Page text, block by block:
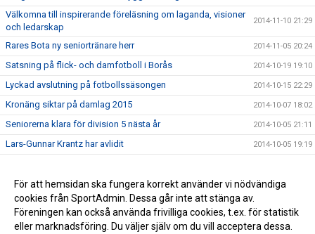
Välkomna till inspirerande föreläsning om laganda, visioner
och ledarskap
2014-11-10 21:29
Rares Bota ny seniortränare herr 2014-11-05 20:24
Satsning på flick- och damfotboll i Borås 2014-10-19 19:10
Lyckad avslutning på fotbollssäsongen 2014-10-15 22:29
Kronäng siktar på damlag 2015 2014-10-07 18:02
Seniorerna klara för division 5 nästa år 2014-10-05 21:11
Lars-Gunnar Krantz har avlidit 2014-10-05 19:19
Sammandrag för F8 och P8 1 juni 2014-05-20 09:55
Kronängs IF P:02 vs IF Elfsborg Svart 140518 2014-05-19 09:56
För att hemsidan ska fungera korrekt använder vi nödvändiga
cookies från SportAdmin. Dessa går inte att stänga av.
Föreningen kan också använda frivilliga cookies, t.ex. för statistik
eller marknadsföring. Du väljer själv om du vill acceptera dessa.